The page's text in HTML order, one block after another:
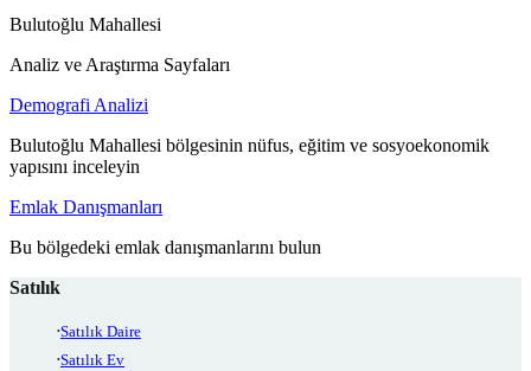
Bulutoğlu Mahallesi
Analiz ve Araştırma Sayfaları
Demografi Analizi
Bulutoğlu Mahallesi bölgesinin nüfus, eğitim ve sosyoekonomik
yapısını inceleyin
Emlak Danışmanları
Bu bölgedeki emlak danışmanlarını bulun
Satılık
Satılık Daire
Satılık Ev